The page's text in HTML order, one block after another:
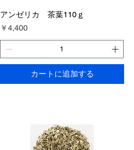
アンゼリカ 茶葉110ｇ
価格
￥4,400
カートに追加する